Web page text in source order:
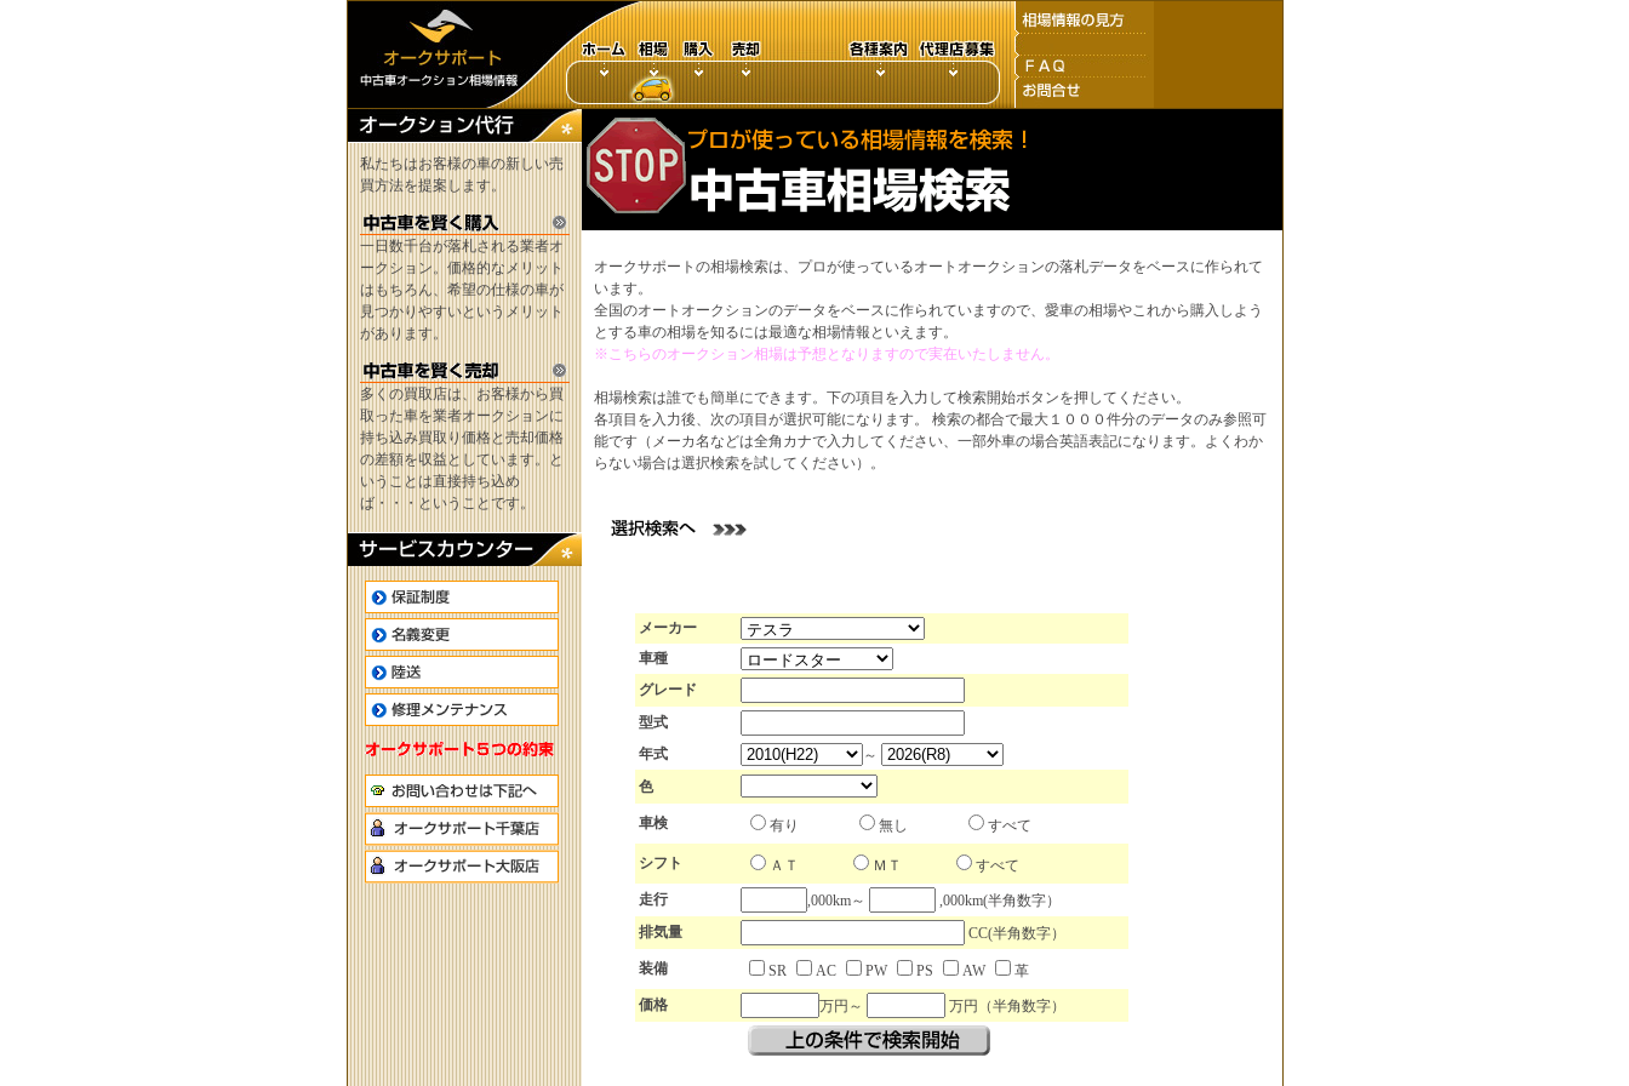
私たちはお客様の車の新しい売
買方法を提案します。
一日数千台が落札される業者オ
ークション。価格的なメリット
はもちろん、希望の仕様の車が
見つかりやすいというメリット
があります。
多くの買取店は、お客様から買
取った車を業者オークションに
持ち込み買取り価格と売却価格
の差額を収益としています。と
いうことは直接持ち込め
ば・・・ということです。
オークサポートの相場検索は、プロが使っているオートオークションの落札データをベースに作られて
います。
全国のオートオークションのデータをベースに作られていますので、愛車の相場やこれから購入しよう
とする車の相場を知るには最適な相場情報といえます。
※こちらのオークション相場は予想となりますので実在いたしません。
相場検索は誰でも簡単にできます。下の項目を入力して検索開始ボタンを押してください。
各項目を入力後、次の項目が選択可能になります。 検索の都合で最大１０００件分のデータのみ参照可
能です（メーカ名などは全角カナで入力してください、一部外車の場合英語表記になります。よくわか
らない場合は選択検索を試してください）。
メーカー
車種
グレード
型式
年式
～
色
車検 有り 無し すべて
シフト ＡＴ ＭＴ
すべて
走行
,000km～
,000km(半角数字）
排気量
CC(半角数字）
装備 SR AC PW PS AW
革
価格
万円～ 万円（半角数字）